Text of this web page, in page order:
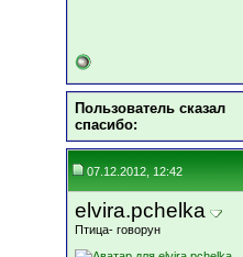
Пользователь сказал
cпасибо:
07.12.2012, 12:42
elvira.pchelka
Птица- говорун